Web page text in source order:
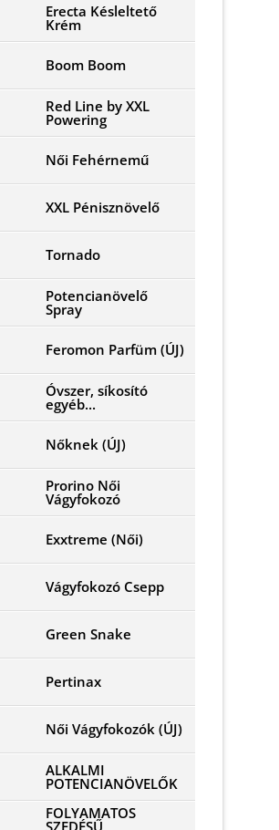
Erecta Késleltető
Krém
Boom Boom
Red Line by XXL
Powering
Női Fehérnemű
XXL Pénisznövelő
Tornado
Potencianövelő
Spray
Feromon Parfüm (ÚJ)
Óvszer, síkosító
egyéb...
Nőknek (ÚJ)
Prorino Női
Vágyfokozó
Exxtreme (Női)
Vágyfokozó Csepp
Green Snake
Pertinax
Női Vágyfokozók (ÚJ)
ALKALMI
POTENCIANÖVELŐK
FOLYAMATOS
SZEDÉSŰ